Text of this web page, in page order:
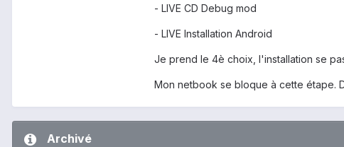
- LIVE CD Debug mod
- LIVE Installation Android
Je prend le 4è choix, l'installation se
Mon netbook se bloque à cette étape.
Archivé